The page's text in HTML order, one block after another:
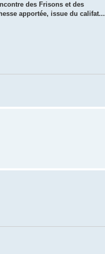
des Frisons et des
apportée, issue du califat...